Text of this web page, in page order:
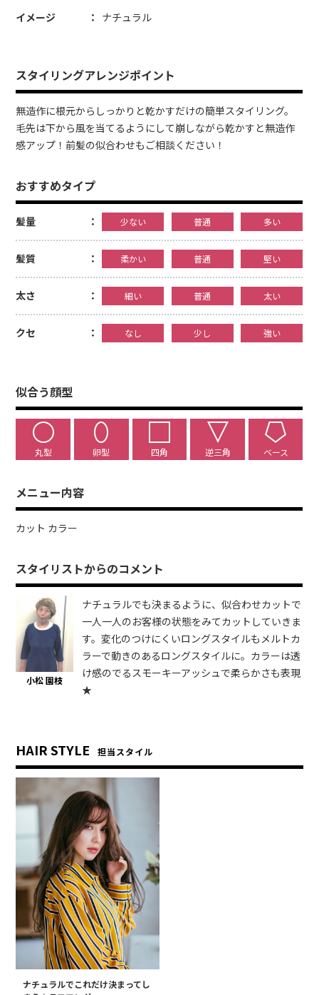
イメージ ナチュラル
スタイリングアレンジポイント
無造作に根元からしっかりと乾かすだけの簡単スタイリング。
毛先は下から風を当てるようにして崩しながら乾かすと無造作
感アップ！前髪の似合わせもご相談ください！
おすすめタイプ
髪量 少ない 普通 多い
髪質 柔かい 普通 堅い
太さ 細い 普通 太い
クセ なし 少し 強い
似合う顔型
丸型 卵型 四角 逆三角 ベース
メニュー内容
カット カラー
スタイリストからのコメント
小松 園枝
ナチュラルでも決まるように、似合わせカットで
一人一人のお客様の状態をみてカットしていきま
す。変化のつけにくいロングスタイルもメルトカ
ラーで動きのあるロングスタイルに。カラーは透
け感のでるスモーキーアッシュで柔らかさも表現
★
HAIR STYLE 担当スタイル
ナチュラルでこれだけ決まってし